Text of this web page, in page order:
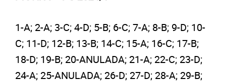
1-A; 2-A; 3-C; 4-D; 5-B; 6-C; 7-A; 8-B; 9-D; 10-
C; 11-D; 12-B; 13-B; 14-C; 15-A; 16-C; 17-B;
18-D; 19-B; 20-ANULADA; 21-A; 22-C; 23-D;
24-A; 25-ANULADA; 26-D; 27-D; 28-A; 29-B;